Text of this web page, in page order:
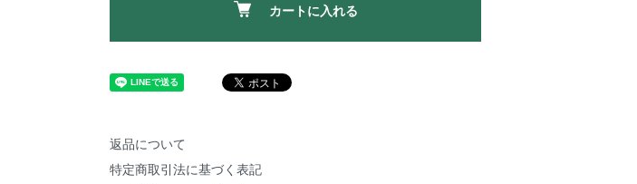
カートに入れる
返品について
特定商取引法に基づく表記